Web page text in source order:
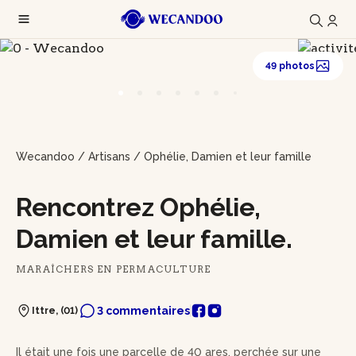
49 photos
Wecandoo / Artisans / Ophélie, Damien et leur famille
Rencontrez Ophélie,
Damien et leur famille.
MARAÎCHERS EN PERMACULTURE
Ittre, (01) 3 commentaires
Il était une fois une parcelle de 40 ares, perchée sur une